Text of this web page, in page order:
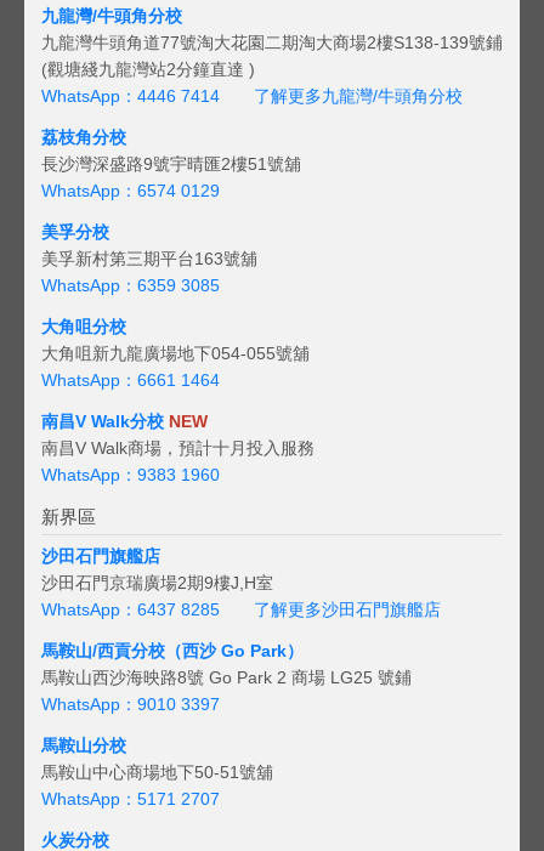
九龍灣/牛頭角分校
九龍灣牛頭角道77號淘大花園二期淘大商場2樓S138-139號鋪
(觀塘綫九龍灣站2分鐘直達 )
WhatsApp：4446 7414
了解更多九龍灣/牛頭角分校
荔枝角分校
長沙灣深盛路9號宇晴匯2樓51號舖
WhatsApp：6574 0129
美孚分校
美孚新村第三期平台163號舖
WhatsApp：6359 3085
大角咀分校
大角咀新九龍廣場地下054-055號舖
WhatsApp：6661 1464
南昌V Walk分校 NEW
南昌V Walk商場，預計十月投入服務
WhatsApp：9383 1960
新界區
沙田石門旗艦店
沙田石門京瑞廣場2期9樓J,H室
WhatsApp：6437 8285
了解更多沙田石門旗艦店
馬鞍山/西貢分校（西沙 Go Park）
馬鞍山西沙海映路8號 Go Park 2 商場 LG25 號鋪
WhatsApp：9010 3397
馬鞍山分校
馬鞍山中心商場地下50-51號舖
WhatsApp：5171 2707
火炭分校